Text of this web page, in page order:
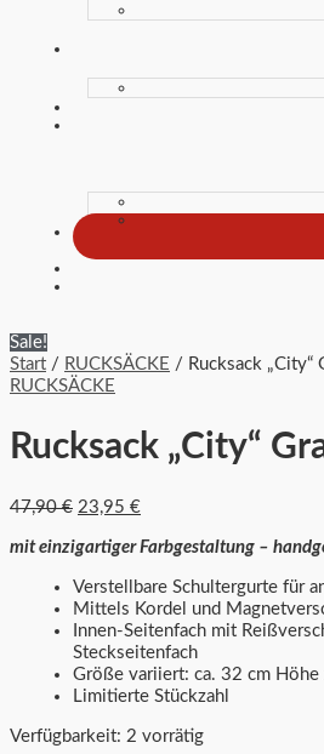
Sale!
Start / RUCKSÄCKE / Rucksack „City“
RUCKSÄCKE
Rucksack „City“
47,90€ 23,95 €
mit einzigartiger Farbgestaltung –
Verstellbare Schultergurte für
Mittels Kordel und
Innen-Seitenfach mit
Steckseitenfach
Größe variiert: ca. 32 cm
Limitierte Stückzahl
Verfügbarkeit: 2 vorrätig